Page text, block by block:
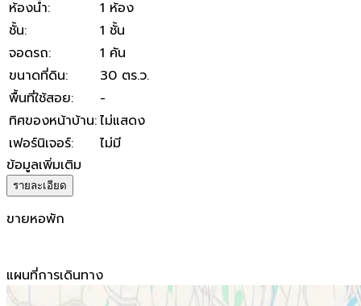
ห้องน้ำ:
1 ห้อง
ชั้น:
1 ชั้น
จอดรถ:
1 คัน
ขนาดที่ดิน:
30 ตร.ว.
พื้นที่ใช้สอย:
-
ทิศของหน้าบ้าน:ไม่แสดง
เฟอร์นิเจอร์:
ไม่มี
ข้อมูลเพิ่มเติม
รายละเอียด
ขายหอพัก
แผนที่การเดินทาง